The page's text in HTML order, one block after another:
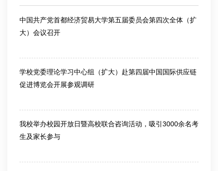
中国共产党首都经济贸易大学第五届委员会第四次全体（扩
大）会议召开
学校党委理论学习中心组（扩大）赴第四届中国国际供应链
促进博览会开展参观调研
我校举办校园开放日暨高校联合咨询活动，吸引3000余名考
生及家长参与